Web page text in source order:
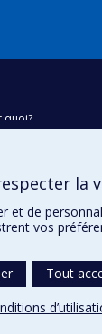
quoi?
site
témoins
la
et de
vos
Tout